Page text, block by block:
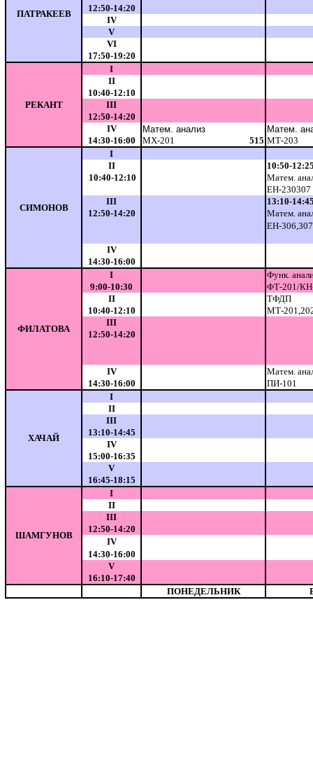
ПАТРАКЕЕВ
12:50-14:20
IV
V
VI
17:50-19:20
РЕКАНТ
I
II
10:40-12:10
III
12:50-14:20
IV
Матем. анализ
Матем.
14:30-16:00
МХ-201 515 МТ-203
СИМОНОВ
I
II
10:50-
10:40-12:10
Матем.
ЕН-230307
III
13:10-
12:50-14:20
Матем.
ЕН-
IV
14:30-16:00
ФИЛАТОВА
I
Функ.
9:00-10:30
ФТ-201/
II
ТФДП
10:40-12:10
МТ-
III
12:50-14:20
IV
Матем.
14:30-16:00
ПИ-101
ХАЧАЙ
I
II
III
13:10-14:45
IV
15:00-16:35
V
16:45-18:15
ШАМГУНОВ
I
II
III
12:50-14:20
IV
14:30-16:00
V
16:10-17:40
ПОНЕДЕЛЬНИК